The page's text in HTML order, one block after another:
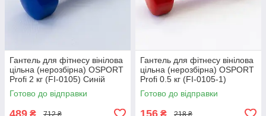
Гантель для фітнесу вінілова
цільна (нерозбірна) OSPORT
Profi 2 кг (FI-0105) Синій
Готово до відправки
₴ 712 ₴
Гантель для фітнесу вінілова
цільна (нерозбірна) OSPORT
Profi 0.5 кг (FI-0105-1)
Червоний
Готово до відправки
₴ 218 ₴